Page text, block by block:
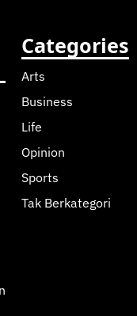
Categories
Arts
Business
Life
Opinion
Sports
Tak Berkategori